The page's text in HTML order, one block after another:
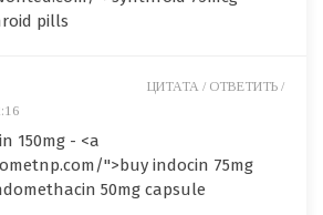
pills
150mg - <a
">buy indocin 75mg
50mg capsule
ЦИТАТА / ОТВЕТИТЬ /